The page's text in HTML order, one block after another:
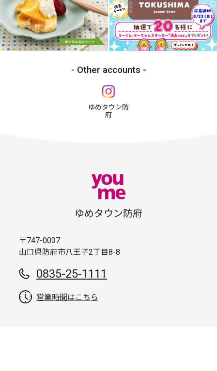
Other accounts
ゆめタウン防
府
ゆめタウン防府
〒747-0037
山口県防府市八王子2丁目8-8
0835-25-1111
営業時間はこちら